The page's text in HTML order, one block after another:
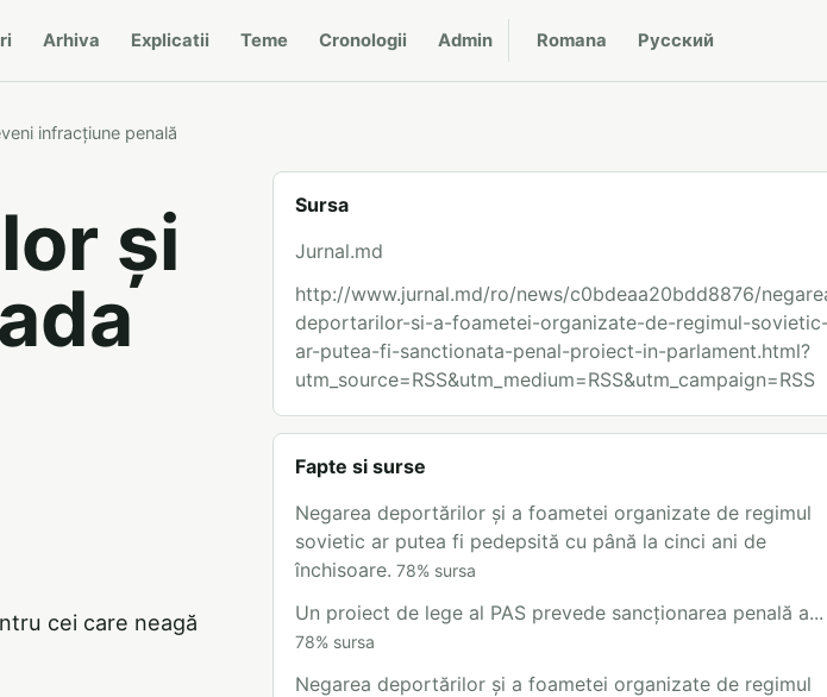
Arhiva Explicatii Teme Cronologii Admin Romana Русский
infracțiune penală
și
cei care neagă
Sursa
Jurnal.md
http://www.jurnal.md/ro/news/c0bdeaa20bdd8876/
deportarilor-si-a-foametei-organizate-de-regimul-
ar-putea-fi-sanctionata-penal-proiect-in-parlament.html?
utm_source=RSS&utm_medium=RSS&utm_campaign=RSS
Fapte si surse
Negarea deportărilor și a foametei organizate de regimul
sovietic ar putea fi pedepsită cu până la cinci ani de
închisoare. 78% sursa
Un proiect de lege al PAS prevede sancționarea penală a...
78% sursa
Negarea deportărilor și a foametei organizate de regimul